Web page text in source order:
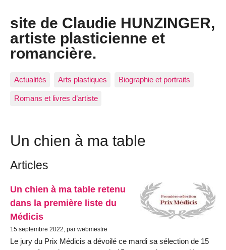
site de Claudie HUNZINGER,
artiste plasticienne et
romancière.
Actualités Arts plastiques Biographie et portraits
Romans et livres d’artiste
Un chien à ma table
Articles
Un chien à ma table retenu
dans la première liste du
Médicis
15 septembre 2022, par webmestre
Le jury du Prix Médicis a dévoilé ce mardi sa sélection de 15